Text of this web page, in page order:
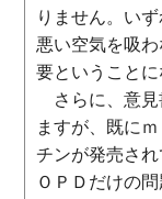
りません。い
悪い空気を吸
要ということに
さらに、意見
ますが、既に
チンが発売さ
ＯＰＤだけの